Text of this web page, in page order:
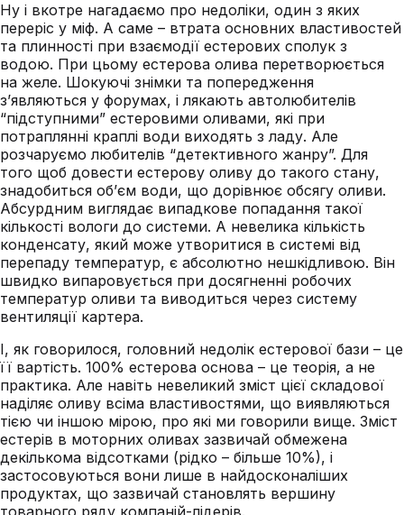
Ну і вкотре нагадаємо про недоліки, один з яких
переріс у міф. А саме – втрата основних властивостей
та плинності при взаємодії естерових сполук з
водою. При цьому естерова олива перетворюється
на желе. Шокуючі знімки та попередження
з’являються у форумах, і лякають автолюбителів
“підступними” естеровими оливами, які при
потраплянні краплі води виходять з ладу. Але
розчаруємо любителів “детективного жанру”. Для
того щоб довести естерову оливу до такого стану,
знадобиться об’єм води, що дорівнює обсягу оливи.
Абсурдним виглядає випадкове попадання такої
кількості вологи до системи. А невелика кількість
конденсату, який може утворитися в системі від
перепаду температур, є абсолютно нешкідливою. Він
швидко випаровується при досягненні робочих
температур оливи та виводиться через систему
вентиляції картера.
І, як говорилося, головний недолік естерової бази – це
її вартість. 100% естерова основа – це теорія, а не
практика. Але навіть невеликий зміст цієї складової
наділяє оливу всіма властивостями, що виявляються
тією чи іншою мірою, про які ми говорили вище. Зміст
естерів в моторних оливах зазвичай обмежена
декількома відсотками (рідко – більше 10%), і
застосовуються вони лише в найдосконаліших
продуктах, що зазвичай становлять вершину